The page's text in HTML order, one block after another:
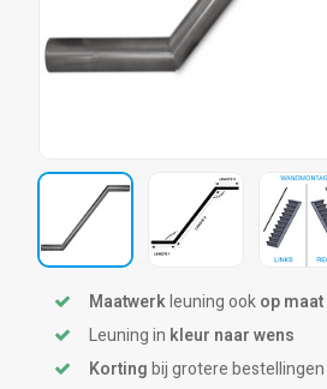
Maatwerkleuning ookop maat
Leuning in kleur naar wens
Kortingbij grotere bestellingen